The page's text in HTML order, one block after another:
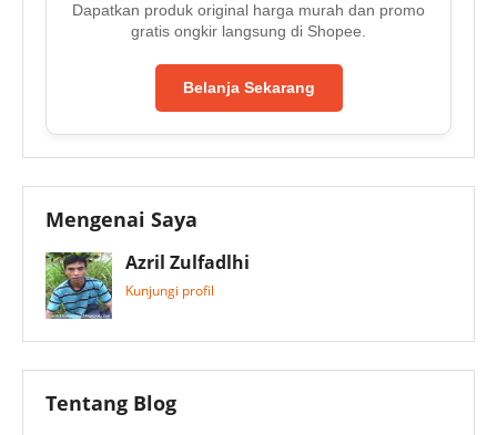
Dapatkan produk original harga murah dan promo
gratis ongkir langsung di Shopee.
Belanja Sekarang
Mengenai Saya
Azril Zulfadlhi
Kunjungi profil
Tentang Blog